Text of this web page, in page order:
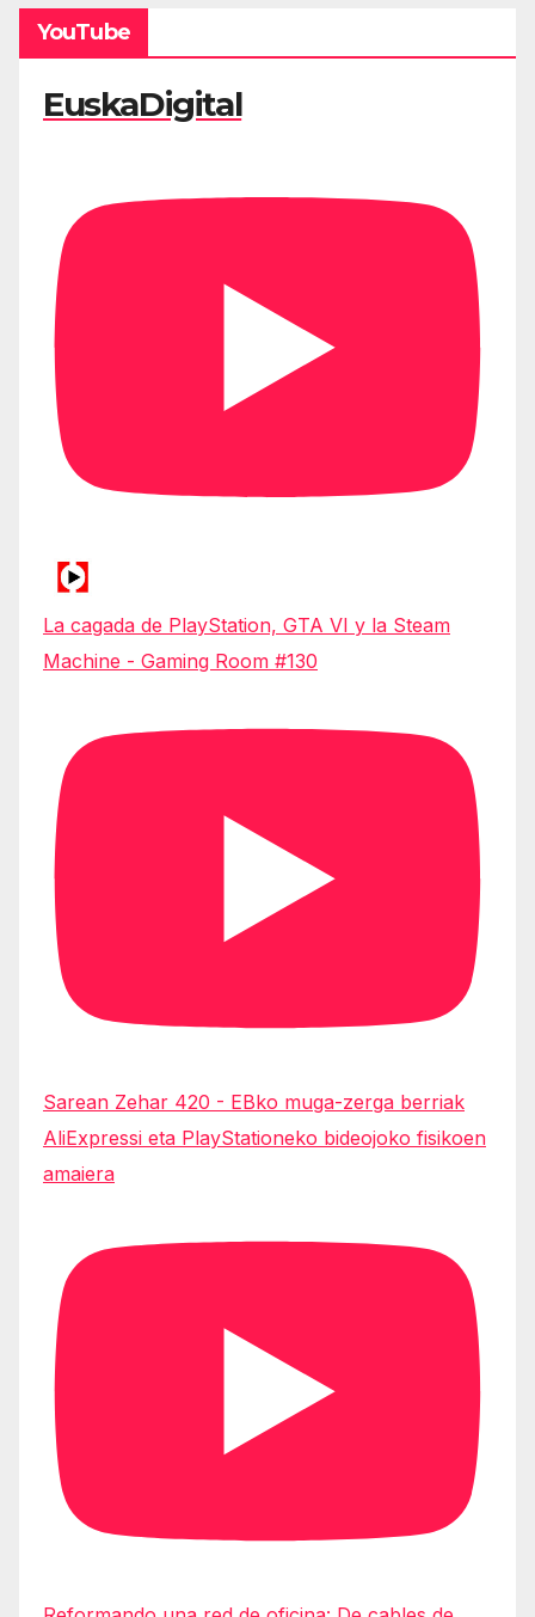
YouTube
EuskaDigital
La cagada de PlayStation, GTA VI y la Steam
Machine - Gaming Room #130
Sarean Zehar 420 - EBko muga-zerga berriak
AliExpressi eta PlayStationeko bideojoko fisikoen
amaiera